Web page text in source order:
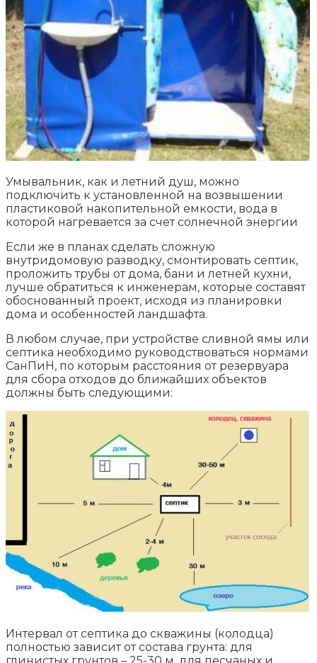
Умывальник, как и летний душ, можно
подключить к установленной на возвышении
пластиковой накопительной емкости, вода в
которой нагревается за счет солнечной энергии
Если же в планах сделать сложную
внутридомовую разводку, смонтировать септик,
проложить трубы от дома, бани и летней кухни,
лучше обратиться к инженерам, которые составят
обоснованный проект, исходя из планировки
дома и особенностей ландшафта.
В любом случае, при устройстве сливной ямы или
септика необходимо руководствоваться нормами
СанПиН, по которым расстояния от резервуара
для сбора отходов до ближайших объектов
должны быть следующими:
Интервал от септика до скважины (колодца)
полностью зависит от состава грунта: для
глинистых грунтов – 25-30 м, для песчаных и